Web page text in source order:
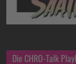
Die CHRO-Talk